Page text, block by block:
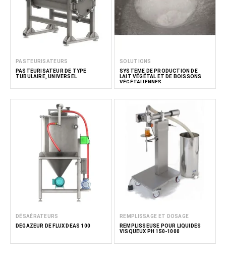
PASTEURISATEURS
PASTEURISATEUR DE TYPE
TUBULAIRE, UNIVERSEL
SOLUTIONS
SYSTÈME DE PRODUCTION DE
LAIT VÉGÉTAL ET DE BOISSONS
VÉGÉTALIENNES
DÉSAÉRATEURS
DÉGAZEUR DE FLUX DEAS 100
REMPLISSAGE ET DOSAGE
REMPLISSEUSE POUR LIQUIDES
VISQUEUX PH 150-1000